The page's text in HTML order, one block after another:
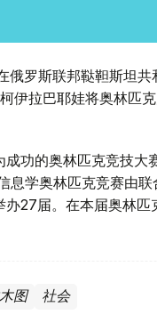
俄罗斯联邦鞑靼斯坦
伊拉巴耶娃将奥林匹
功的奥林匹克竞技大
息学奥林匹克竞赛由
27届。在本届奥林
图 社会